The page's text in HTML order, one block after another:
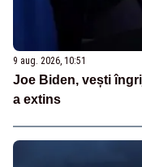
9 aug. 2026, 10:51
Joe Biden, vești
a extins